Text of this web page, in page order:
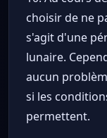
choisir de ne
s'agit d'une
lunaire.
aucun
si les
permettent.